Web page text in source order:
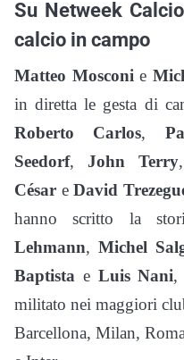
Su Netweek
calcio in campo
Matteo Mosconi e
in diretta le gesta di
Roberto Carlos,
Seedorf,John Terry
César e David
hanno scritto la
Lehmann, Michel
Baptista e Luis Nani,
militato nei maggiori
Barcellona, Milan,